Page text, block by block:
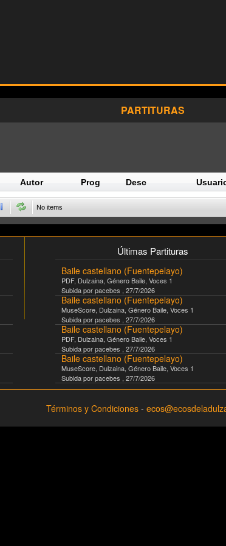
PARTITURAS
Autor Prog Desc
No items
Últimas Partituras
Baile castellano (Fuentepelayo)
PDF, Dulzaina , Género Baile , Voces 1
Subida porpacebes 27/7/2026
Baile castellano (Fuentepelayo)
MuseScore Dulzaina , Género Baile , Voces 1
Subida porpacebes 27/7/2026
Baile castellano (Fuentepelayo)
PDF, Dulzaina , Género Baile , Voces 1
Subida porpacebes 27/7/2026
Baile castellano (Fuentepelayo)
MuseScore Dulzaina , Género Baile , Voces 1
Subida porpacebes 27/7/2026
Términos y Condiciones-